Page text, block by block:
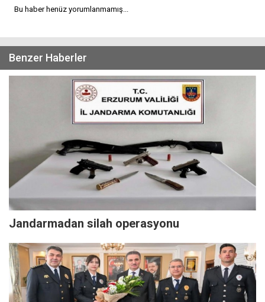
Bu haber henüz yorumlanmamış...
Benzer Haberler
Jandarmadan silah operasyonu